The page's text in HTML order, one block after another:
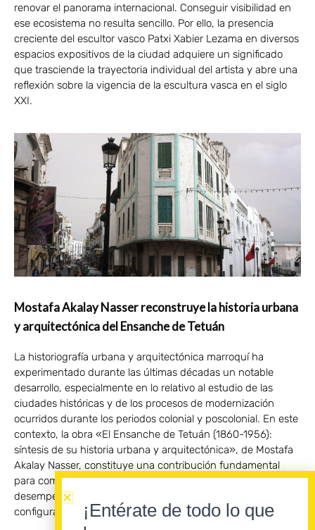
renovar el panorama internacional. Conseguir visibilidad en
ese ecosistema no resulta sencillo. Por ello, la presencia
creciente del escultor vasco Patxi Xabier Lezama en diversos
espacios expositivos de la ciudad adquiere un significado
que trasciende la trayectoria individual del artista y abre una
reflexión sobre la vigencia de la escultura vasca en el siglo
XXI.
Mostafa Akalay Nasser reconstruye la historia urbana
y arquitectónica del Ensanche de Tetuán
La historiografía urbana y arquitectónica marroquí ha
experimentado durante las últimas décadas un notable
desarrollo, especialmente en lo relativo al estudio de las
ciudades históricas y de los procesos de modernización
ocurridos durante los periodos colonial y poscolonial. En este
contexto, la obra «El Ensanche de Tetuán (1860-1956):
síntesis de su historia urbana y arquitectónica», de Mostafa
Akalay Nasser, constituye una contribución fundamental
para comprender la evolución urbana de Tetuán y el papel
desempeñado por el Protectorado español en la
configuración de la ciudad moderna.
¡Entérate de todo lo que